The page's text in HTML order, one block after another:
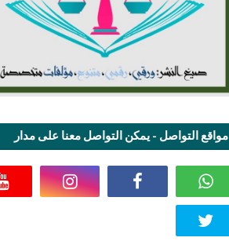
مواقع التواصل - يمكن التواصل معنا على مدار